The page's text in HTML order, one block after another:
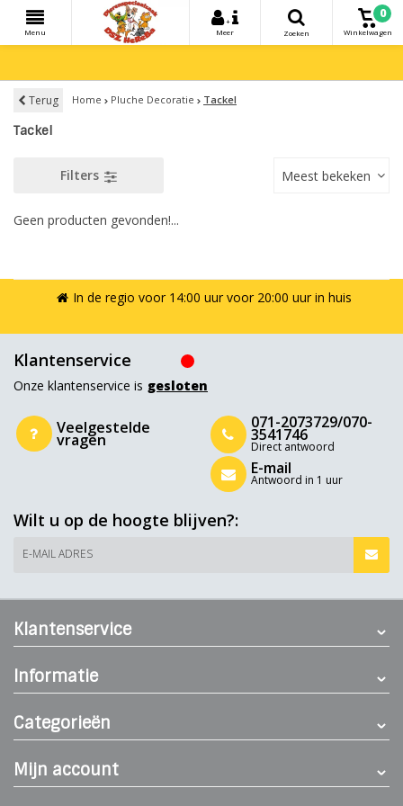
Menu
+
Meer
Zoeken
0
Winkelwagen
Terug Home Pluche Decoratie Tackel
Tackel
Filters Meest bekeken
Geen producten gevonden!...
In de regio voor 14:00 uur voor 20:00 uur in huis
Klantenservice
Onze klantenservice is gesloten
Veelgestelde
vragen
071-2073729/070-
3541746
Direct antwoord
E-mail
Antwoord in 1 uur
Wilt u op de hoogte blijven?:
E-MAIL ADRES
Klantenservice
Informatie
Categorieën
Mijn account